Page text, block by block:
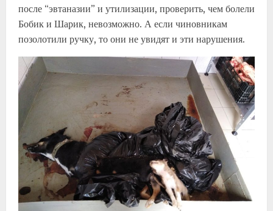
после “эвтаназии” и утилизации, проверить, чем болели
Бобик и Шарик, невозможно. А если чиновникам
позолотили ручку, то они не увидят и эти нарушения.